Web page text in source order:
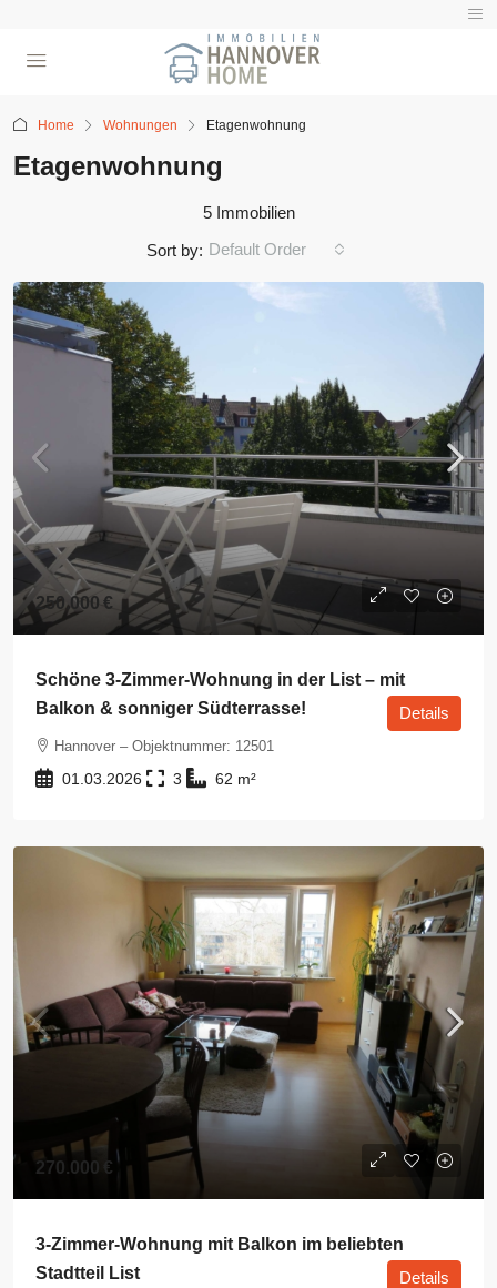
Home Wohnungen Etagenwohnung
Etagenwohnung
5 Immobilien
Sort by: Default Order
250.000 €
Schöne 3-Zimmer-Wohnung in der List – mit
Balkon & sonniger Südterrasse!
Hannover – Objektnummer: 12501
01.03.2026 3 62 m²
Details
270.000 €
3-Zimmer-Wohnung mit Balkon im beliebten
Stadtteil List
Details